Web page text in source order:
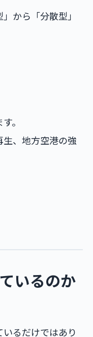
から「分散型」
。
、地方空港の強
いるのか
るだけではあり